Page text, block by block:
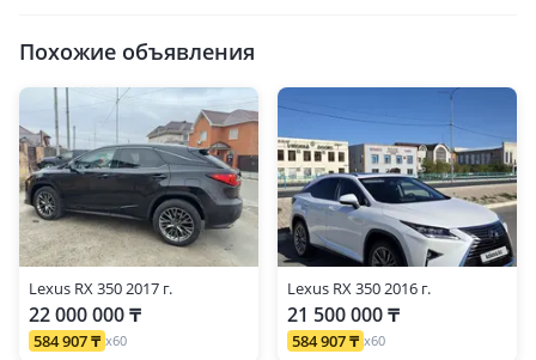
Похожие объявления
Lexus RX 350 2017 г.
22 000 000 ₸
584 907 ₸ x60
Lexus RX 350 2016 г.
21 500 000 ₸
584 907 ₸ x60